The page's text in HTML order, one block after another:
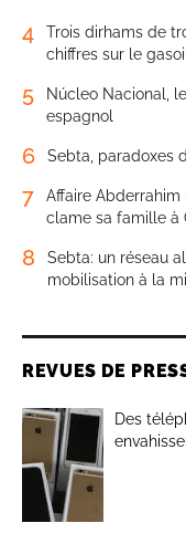
4
Trois dirhams de
chiffres sur le gasoil
5
Núcleo Nacional,
espagnol
6 Sebta, paradoxes
7
Affaire Abderrahim
clame sa famille à
8
Sebta: un réseau
mobilisation à la
REVUES DE
Des